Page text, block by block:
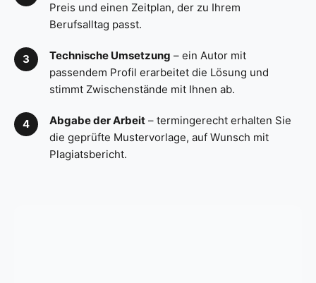
Preis und einen Zeitplan, der zu Ihrem
Berufsalltag passt.
Technische Umsetzung – ein Autor mit
passendem Profil erarbeitet die Lösung und
stimmt Zwischenstände mit Ihnen ab.
Abgabe der Arbeit – termingerecht erhalten Sie
die geprüfte Mustervorlage, auf Wunsch mit
Plagiatsbericht.